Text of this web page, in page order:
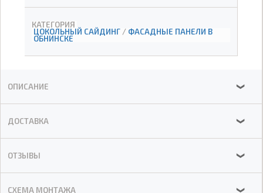
КАТЕГОРИЯ
ЦОКОЛЬНЫЙ САЙДИНГ / ФАСАДНЫЕ ПАНЕЛИ В
ОБНИНСКЕ
ОПИСАНИЕ ❯
ДОСТАВКА ❯
ОТЗЫВЫ ❯
СХЕМА МОНТАЖА ❯